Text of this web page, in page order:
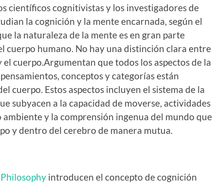
científicos cognitivistas y los investigadores de
la cognición y la mente encarnada, según el
la naturaleza de la mente es en gran parte
cuerpo humano. No hay una distinción clara entre
el cuerpo.Argumentan que todos los aspectos de la
conceptos y categorías están
cuerpo. Estos aspectos incluyen el sistema de la
subyacen a la capacidad de moverse, actividades
y la comprensión ingenua del mundo que
y dentro del cerebro de manera mutua.
introducen el concepto de cognición